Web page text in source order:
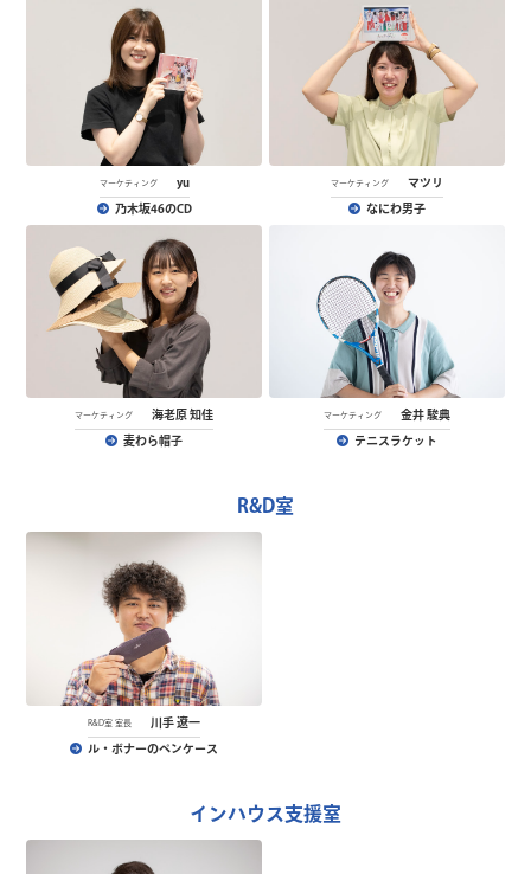
マーケティング yu
乃木坂46のCD
マーケティング マツリ
なにわ男子
マーケティング 海老原 知佳
麦わら帽子
マーケティング 金井 駿典
テニスラケット
R&D室
R&D室 室長 川手 遼一
ル・ボナーのペンケース
インハウス支援室